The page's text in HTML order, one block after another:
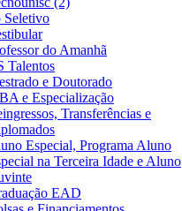
Seletivo
do Amanhã
Talentos
e Doutorado
e Especialização
Transferências e
Especial, Programa Aluno
na Terceira Idade e Aluno
EAD